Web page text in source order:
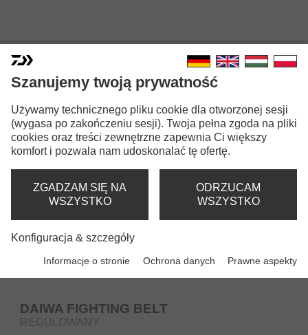
INNE WYPOSAŻENIE
DAIWA FIGHTING BELT
REGULOWANY
Szanujemy twoją prywatność
Używamy technicznego pliku cookie dla otworzonej sesji
(wygasa po zakończeniu sesji). Twoja pełna zgoda na pliki
cookies oraz treści zewnętrzne zapewnia Ci większy
komfort i pozwala nam udoskonalać tę ofertę.
ZGADZAM SIĘ NA
WSZYSTKO
ODRZUCAM
WSZYSTKO
Konfiguracja & szczegóły
Informacje o stronie Ochrona danych Prawne aspekty